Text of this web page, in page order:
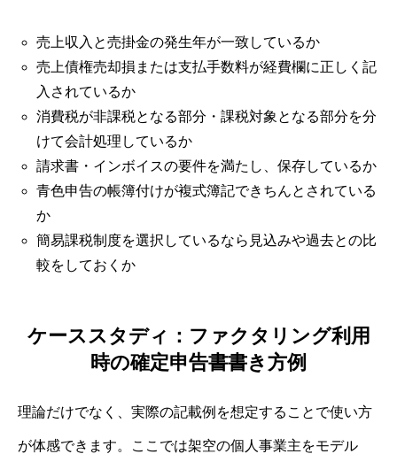
売上収入と売掛金の発生年が一致しているか
売上債権売却損または支払手数料が経費欄に正しく記
入されているか
消費税が非課税となる部分・課税対象となる部分を分
けて会計処理しているか
請求書・インボイスの要件を満たし、保存しているか
青色申告の帳簿付けが複式簿記できちんとされている
か
簡易課税制度を選択しているなら見込みや過去との比
較をしておくか
ケーススタディ：ファクタリング利用
時の確定申告書書き方例
理論だけでなく、実際の記載例を想定することで使い方
が体感できます。ここでは架空の個人事業主をモデル